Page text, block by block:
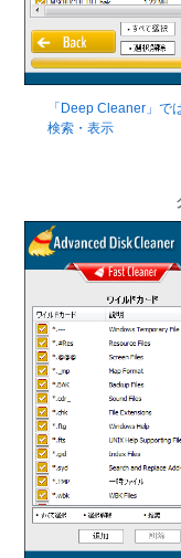
「Deep Cleaner」で
検索・表示